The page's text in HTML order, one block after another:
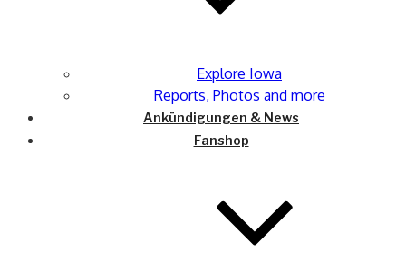
Explore Iowa
Reports, Photos and more
Ankündigungen & News
Fanshop